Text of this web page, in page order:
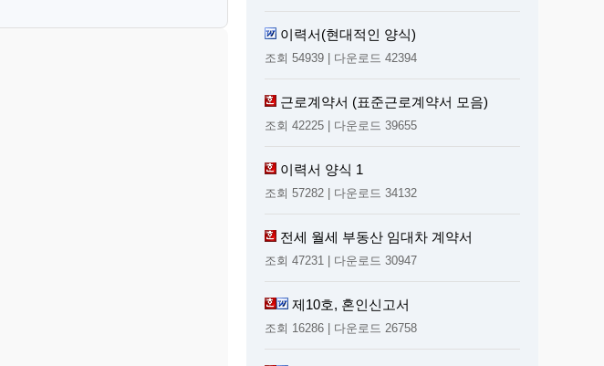
이력서(현대적인 양식)
조회 54939 | 다운로드 42394
근로계약서 (표준근로계약서 모음)
조회 42225 | 다운로드 39655
이력서 양식 1
조회 57282 | 다운로드 34132
전세 월세 부동산 임대차 계약서
조회 47231 | 다운로드 30947
제10호, 혼인신고서
조회 16286 | 다운로드 26758